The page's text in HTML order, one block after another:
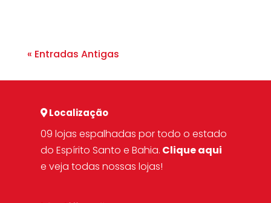
« Entradas Antigas
Localização
09 lojas espalhadas por todo o estado
do Espírito Santo e Bahia. Clique aqui
e veja todas nossas lojas!